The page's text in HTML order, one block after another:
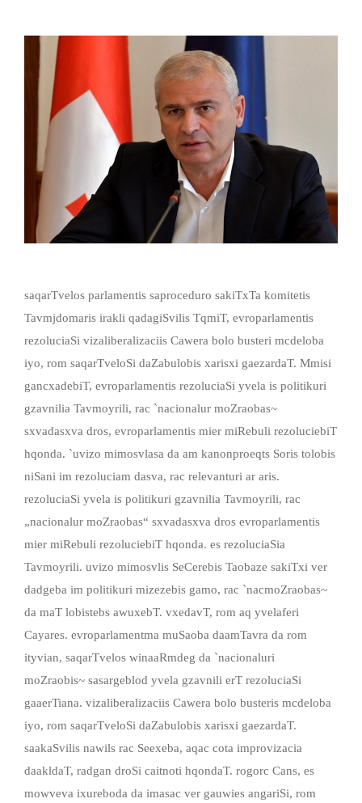
saqarTvelos parlamentis saproceduro sakiTxTa komitetis
Tavmjdomaris irakli qadagiSvilis TqmiT, evroparlamentis
rezoluciaSi vizaliberalizaciis Cawera bolo busteri mcdeloba
iyo, rom saqarTveloSi daZabulobis xarisxi gaezardaT. Mmisi
gancxadebiT, evroparlamentis rezoluciaSi yvela is politikuri
gzavnilia Tavmoyrili, rac `nacionalur moZraobas~
sxvadasxva dros, evroparlamentis mier miRebuli rezoluciebiT
hqonda. `uvizo mimosvlasa da am kanonproeqts Soris tolobis
niSani im rezoluciam dasva, rac relevanturi ar aris.
rezoluciaSi yvela is politikuri gzavnilia Tavmoyrili, rac
„nacionalur moZraobas“ sxvadasxva dros evroparlamentis
mier miRebuli rezoluciebiT hqonda. es rezoluciaSia
Tavmoyrili. uvizo mimosvlis SeCerebis Taobaze sakiTxi ver
dadgeba im politikuri mizezebis gamo, rac `nacmoZraobas~
da maT lobistebs awuxebT. vxedavT, rom aq yvelaferi
Cayares. evroparlamentma muSaoba daamTavra da rom
ityvian, saqarTvelos winaaRmdeg da `nacionaluri
moZraobis~ sasargeblod yvela gzavnili erT rezoluciaSi
gaaerTiana. vizaliberalizaciis Cawera bolo busteris mcdeloba
iyo, rom saqarTveloSi daZabulobis xarisxi gaezardaT.
saakaSvilis nawils rac Seexeba, aqac cota improvizacia
daakldaT, radgan droSi caitnoti hqondaT. rogorc Cans, es
mowveva ixureboda da imasac ver gauwies angariSi, rom